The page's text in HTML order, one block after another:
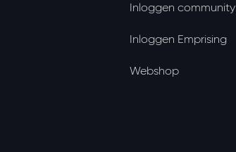
Inloggen community
Inloggen Emprising
Webshop